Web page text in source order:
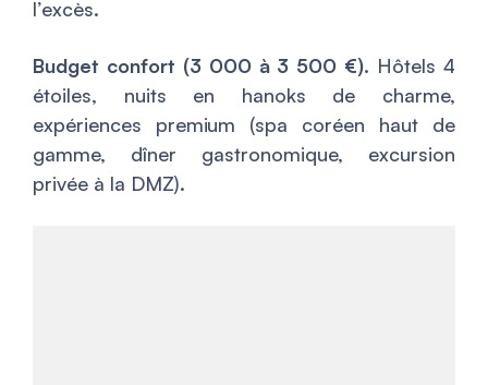
l’excès.
Budget confort (3 000 à 3 500 €). Hôtels 4
étoiles, nuits en hanoks de charme,
expériences premium (spa coréen haut de
gamme, dîner gastronomique, excursion
privée à la DMZ).